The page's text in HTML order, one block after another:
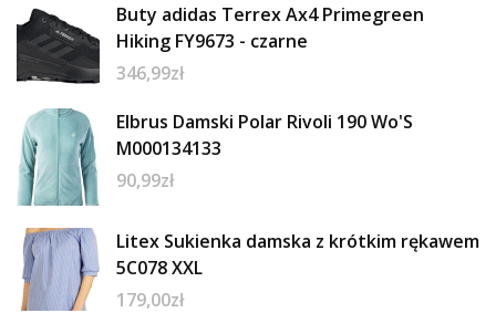
Buty adidas Terrex Ax4 Primegreen
Hiking FY9673 - czarne
346,99zł
Elbrus Damski Polar Rivoli 190 Wo'S
M000134133
90,99zł
Litex Sukienka damska z krótkim rękawem
5C078 XXL
179,00zł